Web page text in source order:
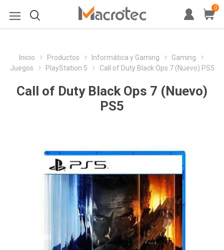
0
Inicio Productos Informática y Gaming
Gaming
Juegos
PlayStation 5 Call of Duty Black Ops 7 (Nuevo) PS5
Call of Duty Black Ops 7 (Nuevo)
PS5